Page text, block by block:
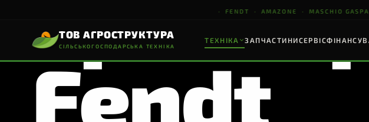
· FENDT · AMAZONE · MASCHIO
ТОВ АГРОСТРУКТУРА
СІЛЬСЬКОГОСПОДАРСЬКА ТЕХНІКА
ТЕХНІКА ЗАПЧАСТИНИСЕРВІС
НАШІ ПАРТНЕРИ
ТРАКТОРИ & КОМБАЙНИ
СІЛЬСЬКОГОСПОДАРСЬКА ТЕХНІКА
ТЕХНІКА
Fendt